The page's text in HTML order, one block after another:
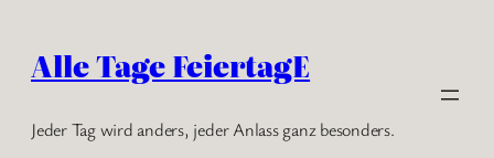
Inhalt
springen
Alle Tage FeiertagE
Jeder Tag wird anders, jeder Anlass ganz besonders.